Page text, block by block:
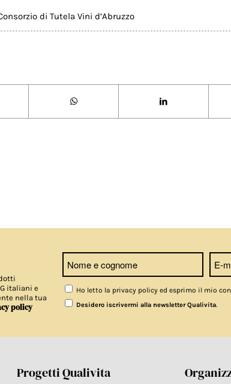
di Tutela Vini d’Abruzzo
italiani e
nella tua
policy
Ho letto la privacy policy ed esprimo il mio
Desidero iscrivermi alla newsletter Qualivita.
Progetti Qualivita